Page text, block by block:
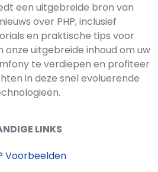
een uitgebreide bron van
over PHP, inclusief
en praktische tips voor
onze uitgebreide inhoud om uw
te verdiepen en profiteer
in deze snel evoluerende
LINKS
Voorbeelden